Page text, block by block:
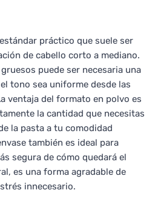
práctico que suele ser
de cabello corto a mediano.
puede ser necesaria una
tono sea uniforme desde las
ventaja del formato en polvo es
la cantidad que necesitas
la pasta a tu comodidad
también es ideal para
segura de cómo quedará el
es una forma agradable de
innecesario.